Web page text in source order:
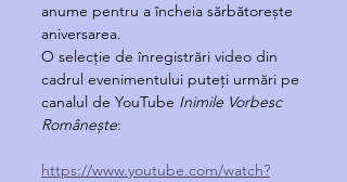
anume pentru a încheia sărbătorește
aniversarea.
O selecție de înregistrări video din
cadrul evenimentului puteți urmări pe
canalul de YouTube Inimile Vorbesc
Românește:
https://www.youtube.com/watch?